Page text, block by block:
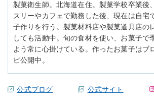
製菓衛生師。北海道在住。製菓学校卒業後
スリーやカフェで勤務した後、現在は自宅
子作りを行う。製菓材料店や製菓道具店の
しても活動中。旬の食材を使い、お菓子で
よう常に心掛けている。作ったお菓子はブ
ピ公開中。
公式ブログ 公式サイト